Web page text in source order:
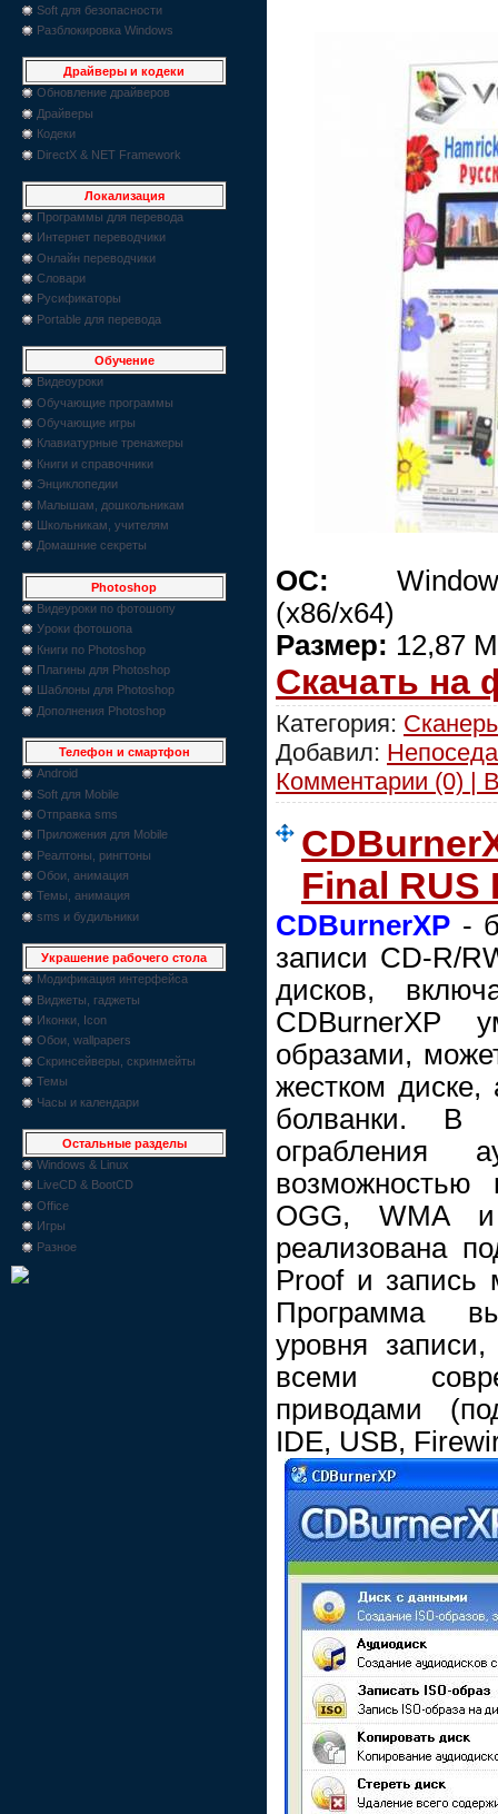
Soft для безопасности
Разблокировка Windows
Драйверы и кодеки
Обновление драйверов
Драйверы
Кодеки
DirectX & NET Framework
Локализация
Программы для перевода
Интернет переводчики
Онлайн переводчики
Словари
Русификаторы
Portable для перевода
Обучение
Видеоуроки
Обучающие программы
Обучающие игры
Клавиатурные тренажеры
Книги и справочники
Энциклопедии
Малышам, дошкольникам
Школьникам, учителям
Домашние секреты
Photoshop
Видеуроки по фотошопу
Уроки фотошопа
Книги по Photoshop
Плагины для Photoshop
Шаблоны для Photoshop
Дополнения Photoshop
Телефон и смартфон
Android
Soft для Mobile
Отправка sms
Приложения для Mobile
Реалтоны, рингтоны
Обои, анимация
Темы, анимация
sms и будильники
Украшение рабочего стола
Модификация интерфейса
Виджеты, гаджеты
Иконки, Icon
Обои, wallpapers
Скринсейверы, скринмейты
Темы
Часы и календари
Остальные разделы
Windows & Linux
LiveCD & BootCD
Office
Игры
Разное
ОС:
(x86/x64)
Размер: 12,87
Скачать на
Категория:
Добавил: Непоседа
Комментарии (0) |
Final RUS
CDBurnerXP -
записи CD-R/
дисков,
CDBurnerXP
образами,
жестком диске,
болванки. В
возможностью
OGG, WMA
реализована
Proof и запись
Программа
уровня записи,
всеми
приводами
IDE, USB,